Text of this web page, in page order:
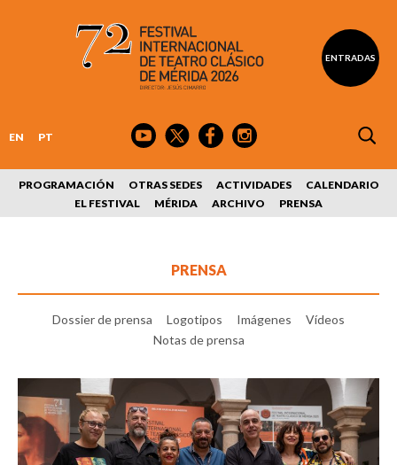
ENTRADAS
EN PT
PROGRAMACIÓN OTRAS SEDES ACTIVIDADES
CALENDARIO
EL FESTIVAL
MÉRIDA ARCHIVO PRENSA
PRENSA
Dossier de prensa Logotipos Imágenes
Vídeos
Notas de prensa